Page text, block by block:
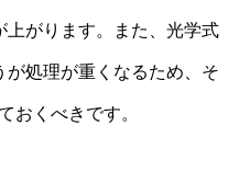
がります。また、光学式
処理が重くなるため、そ
おくべきです。